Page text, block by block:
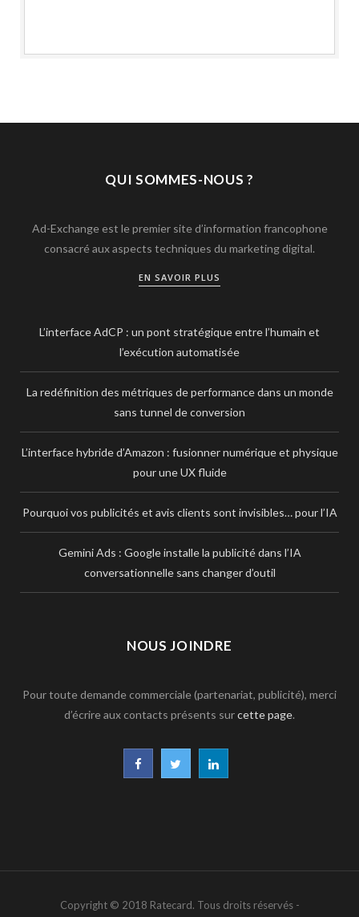
QUI SOMMES-NOUS ?
Ad-Exchange est le premier site d’information francophone
consacré aux aspects techniques du marketing digital.
EN SAVOIR PLUS
L’interface AdCP : un pont stratégique entre l’humain et
l’exécution automatisée
La redéfinition des métriques de performance dans un monde
sans tunnel de conversion
L’interface hybride d’Amazon : fusionner numérique et physique
pour une UX fluide
Pourquoi vos publicités et avis clients sont invisibles… pour l’IA
Gemini Ads : Google installe la publicité dans l’IA
conversationnelle sans changer d’outil
NOUS JOINDRE
Pour toute demande commerciale (partenariat, publicité), merci
d’écrire aux contacts présents surcette page.
F
o e
L
d
Copyright © 2018 Ratecard. Tous droits réservés -